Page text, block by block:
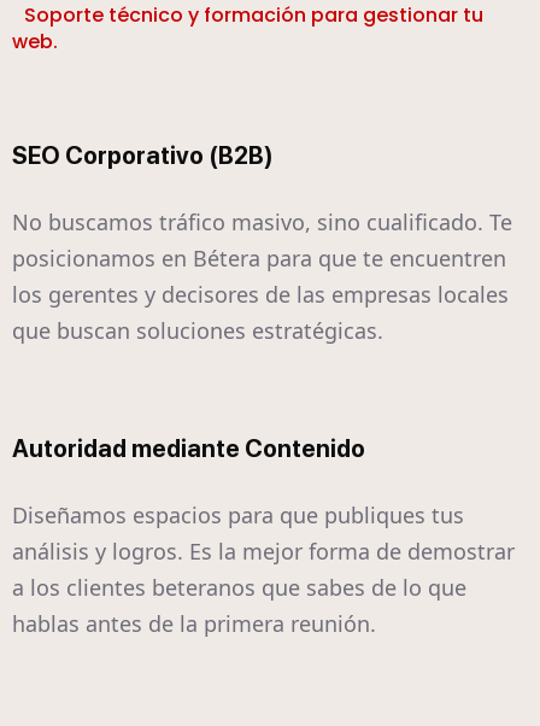
Soporte técnico y formación para gestionar tu
web.
SEO Corporativo (B2B)
No buscamos tráfico masivo, sino cualificado. Te
posicionamos en Bétera para que te encuentren
los gerentes y decisores de las empresas locales
que buscan soluciones estratégicas.
Autoridad mediante Contenido
Diseñamos espacios para que publiques tus
análisis y logros. Es la mejor forma de demostrar
a los clientes beteranos que sabes de lo que
hablas antes de la primera reunión.